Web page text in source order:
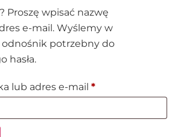
Proszę wpisać nazwę
e-mail. Wyślemy w
potrzebny do
hasła.
lub adres e-mail *